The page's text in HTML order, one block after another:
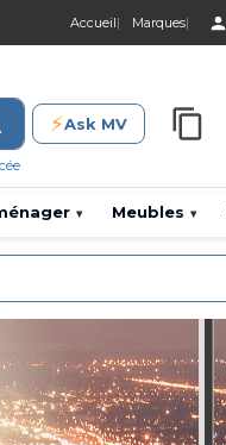
Accueil Marques
⚡Ask MV
▾ Meubles ▾